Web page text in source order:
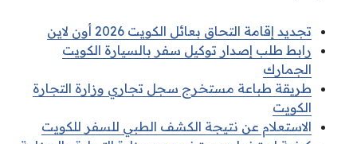
تجديد إقامة التحاق بعائل الكويت 2026 أون لاين
رابط طلب إصدار توكيل سفر بالسيارة الكويت
الجمارك
طريقة طباعة مستخرج سجل تجاري وزارة التجارة
الكويت
الاستعلام عن نتيجة الكشف الطبي للسفر للكويت